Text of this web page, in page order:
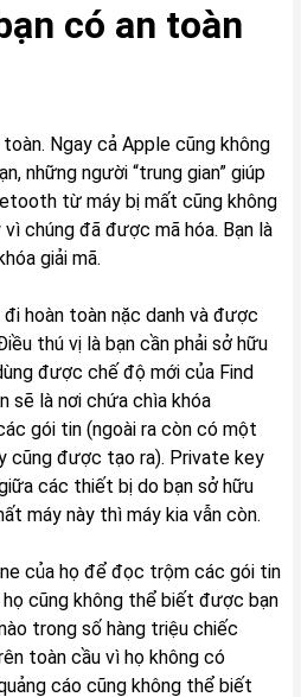
có an toàn
Ngay cả Apple cũng không
những người “trung gian” giúp
từ máy bị mất cũng không
chúng đã được mã hóa. Bạn là
giải mã.
hoàn toàn nặc danh và được
thú vị là bạn cần phải sở hữu
được chế độ mới của Find
sẽ là nơi chứa chìa khóa
gói tin (ngoài ra còn có một
cũng được tạo ra). Private key
các thiết bị do bạn sở hữu
máy này thì máy kia vẫn còn.
của họ để đọc trộm các gói tin
cũng không thể biết được bạn
trong số hàng triệu chiếc
toàn cầu vì họ không có
cáo cũng không thể biết